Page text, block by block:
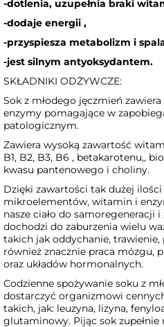
-dotlenia, uzupełnia braki
-dodaje energii ,
-przyspiesza metabolizm i
-jest silnym antyoksydantem.
SKŁADNIKI ODŻYWCZE:
Sok z młodego jęczmień
enzymy pomagające w
patologicznym.
Zawiera wysoką zawartość
B1, B2, B3, B6 , betakarotenu,,
kwasu pantenowego i choliny.
Dzięki zawartości tak dużej
mikroelementów, witamin i
nasze ciało do samoregeneracji
dochodzi do zaburzenia wielu
takich jak oddychanie, trawienie,
również znacznie praca mózgu,
oraz układów hormonalnych.
Codzienne spożywanie soku z
dostarczyć organizmowi
takich, jak: leuzyna, lizyna,
glutaminowy. Pijąc sok